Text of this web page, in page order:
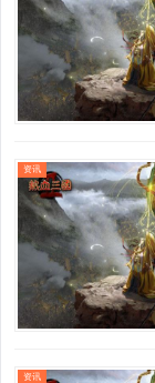
资讯
资讯